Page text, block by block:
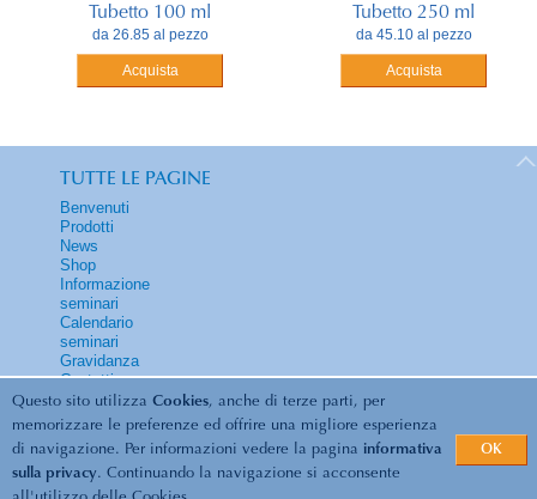
Questo sito utilizza Cookies, anche di terze parti, per
memorizzare le preferenze ed offrire una migliore esperienza
di navigazione. Per informazioni vedere la pagina informativa
sulla privacy. Continuando la navigazione si acconsente
OK
Tubetto 100 ml
da 26.85 al pezzo
Acquista
Tubetto 250 ml
da 45.10 al pezzo
Acquista
TUTTE LE PAGINE
Benvenuti
Prodotti
News
Shop
Informazione
seminari
Calendario
seminari
Gravidanza
Contatti
© 2026 Biolyt | Energia vitale... e benessere... /